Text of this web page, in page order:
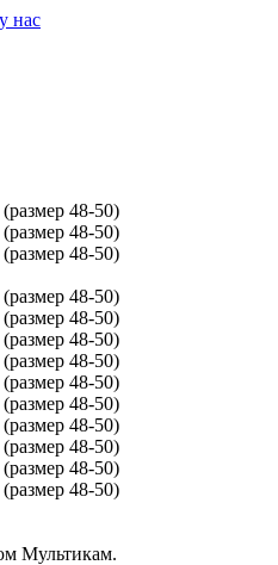
нас
Мультикам.